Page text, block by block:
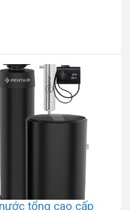
tổng cao cấp